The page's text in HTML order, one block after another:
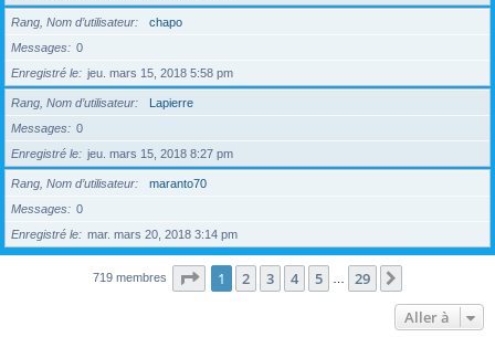
Rang, Nom d’utilisateur
chapo
Messages
0
Enregistré le
jeu. mars 15, 2018 5:58 pm
Rang, Nom d’utilisateur
Lapierre
Messages
0
Enregistré le
jeu. mars 15, 2018 8:27 pm
Rang, Nom d’utilisateur
maranto70
Messages
0
Enregistré le
mar. mars 20, 2018 3:14 pm
719 membres Page 1sur29
1 2 3 4 5 29
Aller à